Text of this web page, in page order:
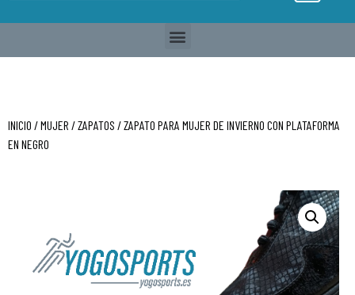
INICIO /MUJER /ZAPATOS / ZAPATO PARA MUJER DE INVIERNO CON PLATAFORMA
EN NEGRO